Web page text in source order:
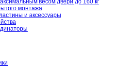
весом двери до 160 кг
монтажа
и аксессуары